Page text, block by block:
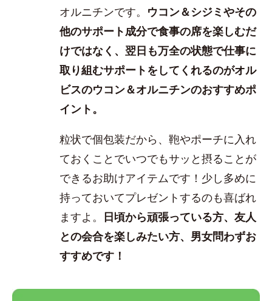
オルニチンです。 ウコン＆シジミやその
他のサポート成分で食事の席を楽しむだ
けではなく、翌日も万全の状態で仕事に
取り組むサポートをしてくれるのがオル
ビスのウコン＆オルニチンのおすすめポ
イント。
粒状で個包装だから、鞄やポーチに入れ
ておくことでいつでもサッと摂ることが
できるお助けアイテムです！少し多めに
持っておいてプレゼントするのも喜ばれ
ますよ。 日頃から頑張っている方、友人
との会合を楽しみたい方、男女問わずお
すすめです！